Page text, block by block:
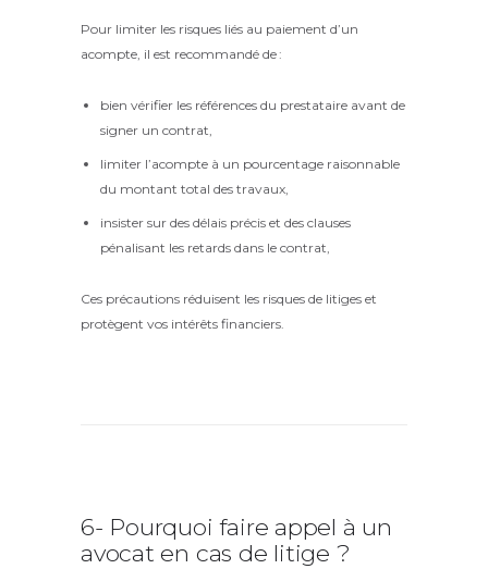
Pour limiter les risques liés au paiement d’un
acompte, il est recommandé de :
bien vérifier les références du prestataire avant de
signer un contrat,
limiter l’acompte à un pourcentage raisonnable
du montant total des travaux,
insister sur des délais précis et des clauses
pénalisant les retards dans le contrat,
Ces précautions réduisent les risques de litiges et
protègent vos intérêts financiers.
6- Pourquoi faire appel à un
avocat en cas de litige ?